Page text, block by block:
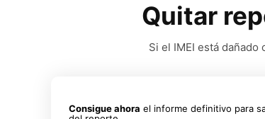
Quitar
Si el IMEI está
Consigue ahora el informe definitivo para